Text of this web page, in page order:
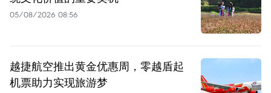
05/08/2026 08:56
越捷航空推出黄金优惠周，零越盾起
机票助力实现旅游梦